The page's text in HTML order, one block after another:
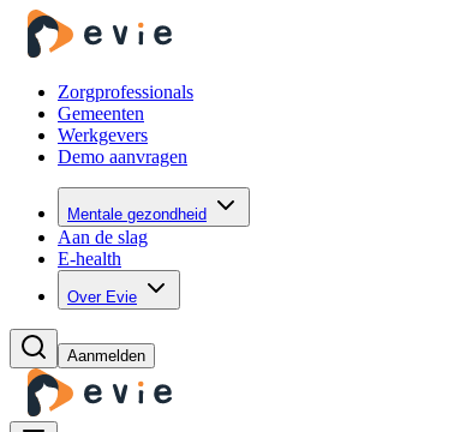
Zorgprofessionals
Gemeenten
Werkgevers
Demo aanvragen
Mentale gezondheid
Aan de slag
E-health
Over Evie
Aanmelden